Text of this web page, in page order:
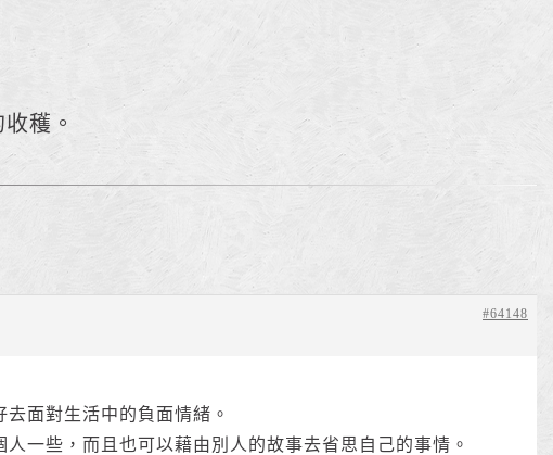
穫。
#64148
面對生活中的負面情緒。
一些，而且也可以藉由別人的故事去省思自己的事情。